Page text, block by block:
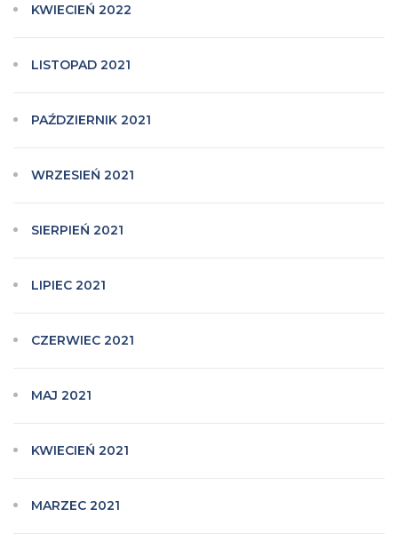
KWIECIEŃ 2022
LISTOPAD 2021
PAŹDZIERNIK 2021
WRZESIEŃ 2021
SIERPIEŃ 2021
LIPIEC 2021
CZERWIEC 2021
MAJ 2021
KWIECIEŃ 2021
MARZEC 2021